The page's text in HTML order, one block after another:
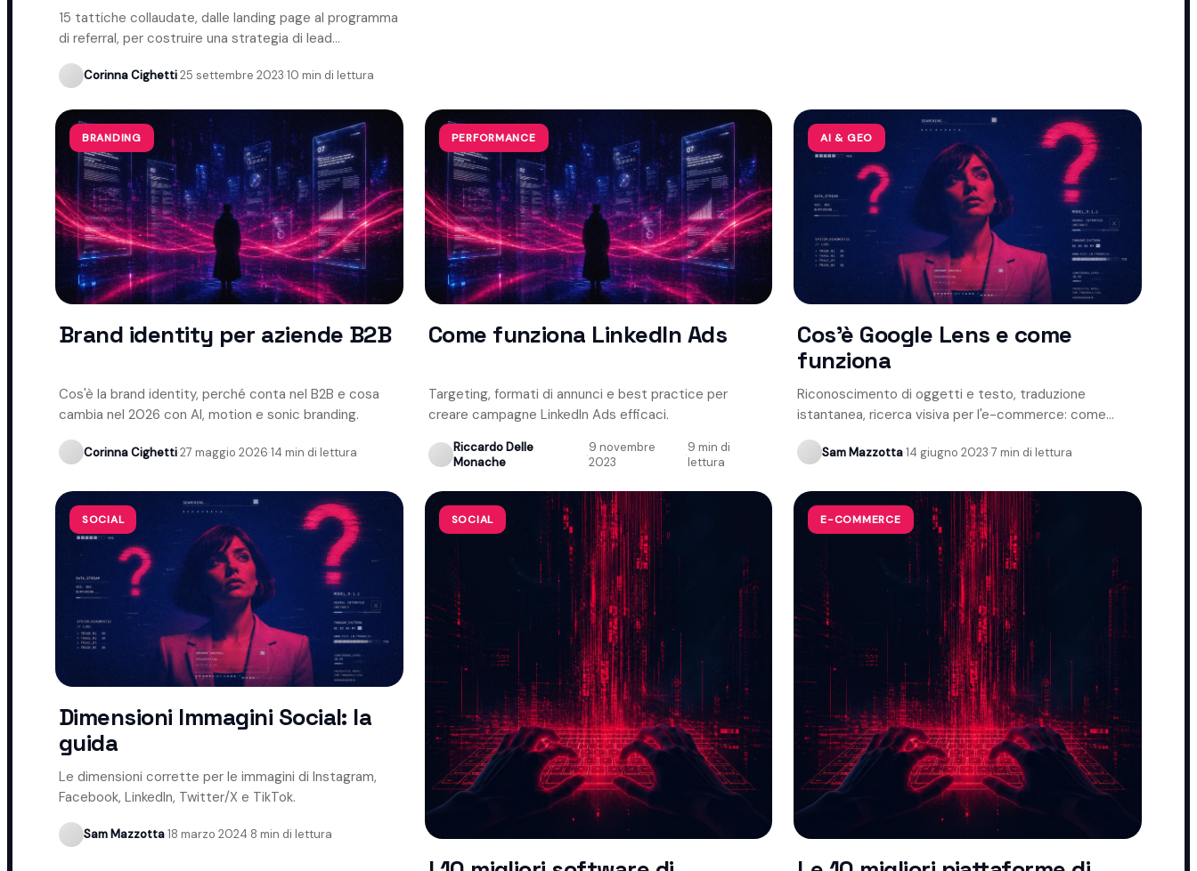
15 tattiche collaudate, dalle landing page al programma
di referral, per costruire una strategia di lead
Corinna Cighetti·25 settembre 2023·10 min di lettura
BRANDING
Brand identity per aziende B2B
Cos'è la brand identity, perché conta nel B2B e cosa
cambia nel 2026 con AI, motion e sonic branding.
Corinna Cighetti·27 maggio 2026·14 min di lettura
PERFORMANCE
Come funziona LinkedIn Ads
Targeting, formati di annunci e best practice per
creare campagne LinkedIn Ads efficaci.
Riccardo Delle
Monache
·9 novembre
2023
·9 min di
lettura
AI & GEO
Cos'è Google Lens e come
funziona
Riconoscimento di oggetti e testo, traduzione
istantanea, ricerca visiva per l'e-commerce: come
funziona Google Lens.
Sam Mazzotta·14 giugno 2023·7 min di lettura
SOCIAL
Dimensioni Immagini Social: la
guida
Le dimensioni corrette per le immagini di Instagram,
Facebook, LinkedIn, Twitter/X e TikTok.
Sam Mazzotta·18 marzo 2024·8 min di lettura
SOCIAL E-COMMERCE